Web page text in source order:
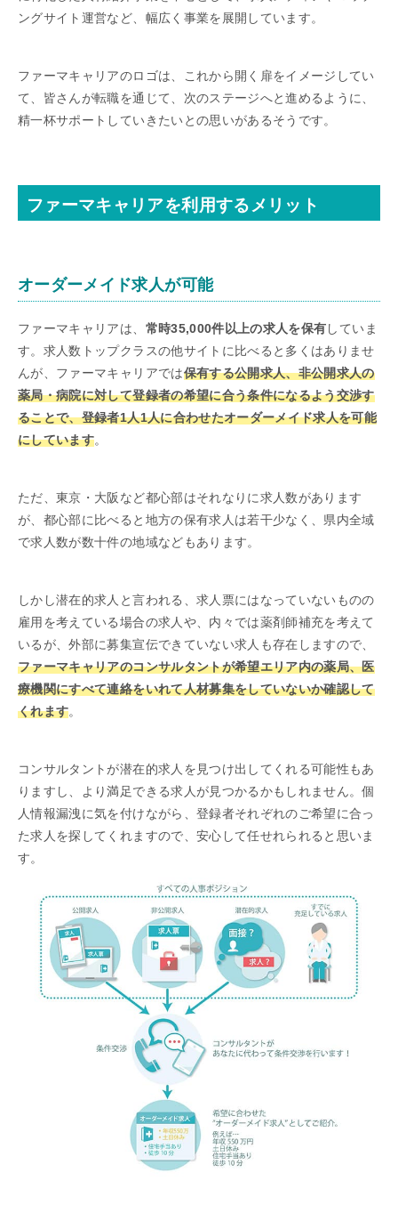
ングサイト運営など、幅広く事業を展開しています。
ファーマキャリアのロゴは、これから開く扉をイメージしてい
て、皆さんが転職を通じて、次のステージへと進めるように、
精一杯サポートしていきたいとの思いがあるそうです。
ファーマキャリアを利用するメリット
オーダーメイド求人が可能
ファーマキャリアは、 常時35,000件以上の求人を保有していま
す。求人数トップクラスの他サイトに比べると多くはありませ
んが、ファーマキャリアでは保有する公開求人、非公開求人の
薬局・病院に対して登録者の希望に合う条件になるよう交渉す
ることで、登録者1人1人に合わせたオーダーメイド求人を可能
にしています。
ただ、東京・大阪など都心部はそれなりに求人数があります
が、都心部に比べると地方の保有求人は若干少なく、県内全域
で求人数が数十件の地域などもあります。
しかし潜在的求人と言われる、求人票にはなっていないものの
雇用を考えている場合の求人や、内々では薬剤師補充を考えて
いるが、外部に募集宣伝できていない求人も存在しますので、
ファーマキャリアのコンサルタントが希望エリア内の薬局、医
療機関にすべて連絡をいれて人材募集をしていないか確認して
くれます。
コンサルタントが潜在的求人を見つけ出してくれる可能性もあ
りますし、より満足できる求人が見つかるかもしれません。個
人情報漏洩に気を付けながら、登録者それぞれのご希望に合っ
た求人を探してくれますので、安心して任せれられると思いま
す。